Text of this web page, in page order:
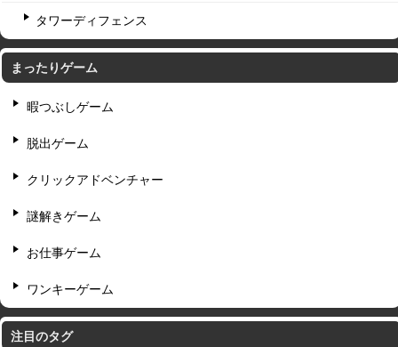
タワーディフェンス
まったりゲーム
暇つぶしゲーム
脱出ゲーム
クリックアドベンチャー
謎解きゲーム
お仕事ゲーム
ワンキーゲーム
注目のタグ